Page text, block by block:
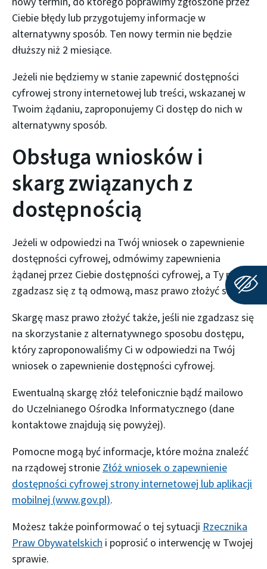
Ciebie błędy lub przygotujemy informacje w
alternatywny sposób. Ten nowy termin nie będzie
dłuższy niż 2 miesiące.
Jeżeli nie będziemy w stanie zapewnić dostępności
cyfrowej strony internetowej lub treści, wskazanej w
Twoim żądaniu, zaproponujemy Ci dostęp do nich w
alternatywny sposób.
Obsługa wniosków i
skarg związanych z
dostępnością
Jeżeli w odpowiedzi na Twój wniosek o zapewnienie
dostępności cyfrowej, odmówimy zapewnienia
żądanej przez Ciebie dostępności cyfrowej, a Ty nie
zgadzasz się z tą odmową, masz prawo złożyć skargę.
Skargę masz prawo złożyć także, jeśli nie zgadzasz się
na skorzystanie z alternatywnego sposobu dostępu,
który zaproponowaliśmy Ci w odpowiedzi na Twój
wniosek o zapewnienie dostępności cyfrowej.
Ewentualną skargę złóż telefonicznie bądź mailowo
do Uczelnianego Ośrodka Informatycznego (dane
kontaktowe znajdują się powyżej).
Pomocne mogą być informacje, które można znaleźć
na rządowej stronie Złóż wniosek o zapewnienie
dostępności cyfrowej strony internetowej lub aplikacji
mobilnej (www.gov.pl).
Możesz także poinformować o tej sytuacji Rzecznika
Praw Obywatelskich i poprosić o interwencję w Twojej
sprawie.